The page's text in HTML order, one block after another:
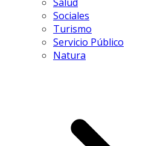
Salud
Sociales
Turismo
Servicio Público
Natura